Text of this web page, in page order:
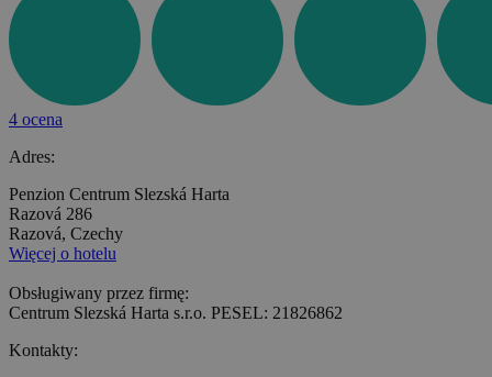
4 ocena
Adres:
Penzion Centrum Slezská Harta
Razová 286
Razová, Czechy
Więcej o hotelu
Obsługiwany przez firmę:
Centrum Slezská Harta s.r.o. PESEL: 21826862
Kontakty: